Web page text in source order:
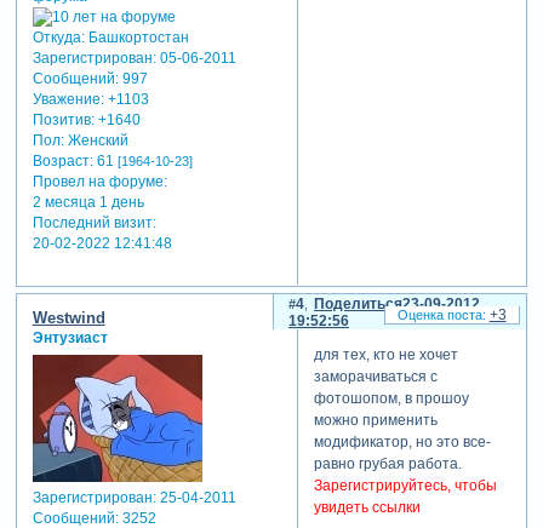
Откуда:Башкортостан
Зарегистрирован: 05-06-2011
Сообщений:997
Уважение: +1103
Позитив: +1640
Пол:Женский
Возраст:61 [1964-10-23]
Провел на форуме:
2 месяца 1 день
Последний визит:
20-02-2022 12:41:48
Поделиться
4
23-09-2012
19:52:56
Westwind
Энтузиаст
Зарегистрирован: 25-04-2011
Сообщений:3252
для тех, кто не хочет
заморачиваться с
фотошопом, в прошоу
можно применить
модификатор, но это все-
равно грубая работа.
Зарегистрируйтесь, чтобы
увидеть ссылки
+3